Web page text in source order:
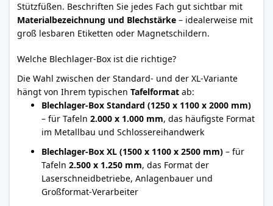
Stützfüßen. Beschriften Sie jedes Fach gut sichtbar mit
Materialbezeichnung und Blechstärke – idealerweise mit
groß lesbaren Etiketten oder Magnetschildern.
Welche Blechlager-Box ist die richtige?
Die Wahl zwischen der Standard- und der XL-Variante
hängt von Ihrem typischen Tafelformat ab:
Blechlager-Box Standard (1250 x 1100 x 2000 mm)
– für Tafeln 2.000 x 1.000 mm, das häufigste Format
im Metallbau und Schlossereihandwerk
Blechlager-Box XL (1500 x 1100 x 2500 mm) – für
Tafeln 2.500 x 1.250 mm, das Format der
Laserschneidbetriebe, Anlagenbauer und
Großformat-Verarbeiter